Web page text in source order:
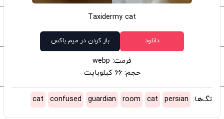
Taxidermy cat
دانلود باز کردن در میم باکس
فرمت: webp
حجم: 66 کیلوبایت
تگ‌ها: persian
cat
room
guardian
confused
cat